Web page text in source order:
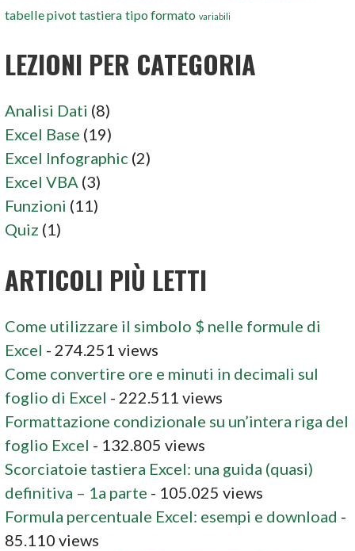
tabelle pivot tastiera tipo formato variabili
LEZIONI PER CATEGORIA
Analisi Dati (8)
Excel Base (19)
Excel Infographic (2)
Excel VBA (3)
Funzioni (11)
Quiz (1)
ARTICOLI PIÙ LETTI
Come utilizzare il simbolo $ nelle formule di
Excel - 274.251 views
Come convertire ore e minuti in decimali sul
foglio di Excel - 222.511 views
Formattazione condizionale su un’intera riga del
foglio Excel - 132.805 views
Scorciatoie tastiera Excel: una guida (quasi)
definitiva – 1a parte - 105.025 views
Formula percentuale Excel: esempi e download -
85.110 views